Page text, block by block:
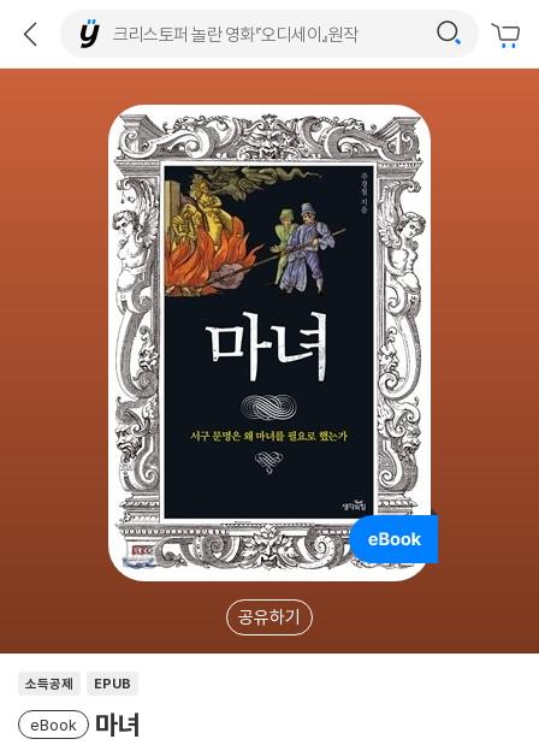
공유하기
소득공제 EPUB
eBook 마녀